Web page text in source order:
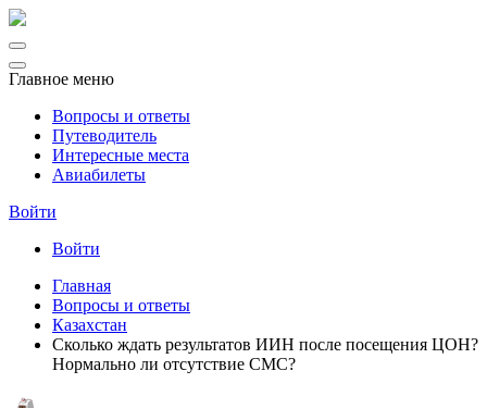
Главное меню
Вопросы и ответы
Путеводитель
Интересные места
Авиабилеты
Войти
Войти
Главная
Вопросы и ответы
Казахстан
Сколько ждать результатов ИИН после посещения ЦОН?
Нормально ли отсутствие СМС?